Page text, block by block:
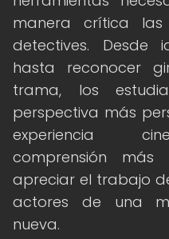
manera crítica
detectives. Desde
hasta reconocer
trama, los
perspectiva más
experiencia
comprensión
apreciar el trabajo
actores de una
nueva.